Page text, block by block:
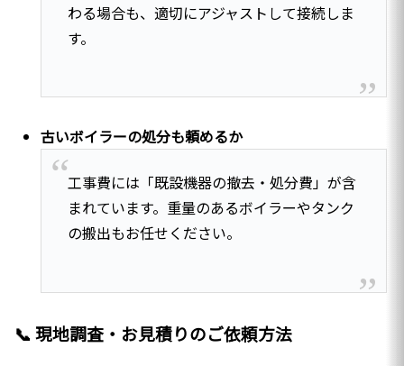
わる場合も、適切にアジャストして接続しま
す。
古いボイラーの処分も頼めるか
工事費には「既設機器の撤去・処分費」が含
まれています。重量のあるボイラーやタンク
の搬出もお任せください。
📞 現地調査・お見積りのご依頼方法